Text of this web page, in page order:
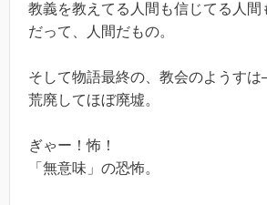
教義を教えてる人間も信じてる人間
だって、人間だもの。
そして物語最終の、教会のよう
荒廃してほぼ廃墟。
ぎゃー！怖！
「無意味」の恐怖。